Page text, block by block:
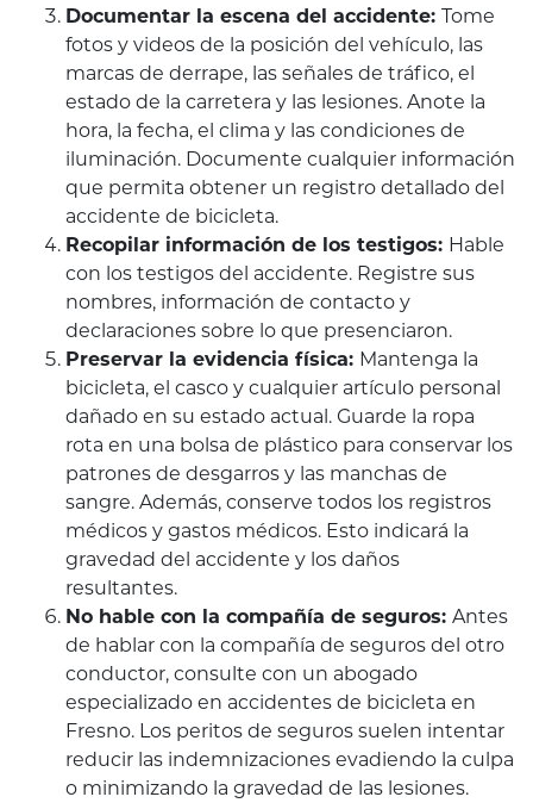
Documentar la escena del accidente: Tome
fotos y videos de la posición del vehículo, las
marcas de derrape, las señales de tráfico, el
estado de la carretera y las lesiones. Anote la
hora, la fecha, el clima y las condiciones de
iluminación. Documente cualquier información
que permita obtener un registro detallado del
accidente de bicicleta.
Recopilar información de los testigos: Hable
con los testigos del accidente. Registre sus
nombres, información de contacto y
declaraciones sobre lo que presenciaron.
Preservar la evidencia física: Mantenga la
bicicleta, el casco y cualquier artículo personal
dañado en su estado actual. Guarde la ropa
rota en una bolsa de plástico para conservar los
patrones de desgarros y las manchas de
sangre. Además, conserve todos los registros
médicos y gastos médicos. Esto indicará la
gravedad del accidente y los daños
resultantes.
No hable con la compañía de seguros: Antes
de hablar con la compañía de seguros del otro
conductor, consulte con un abogado
especializado en accidentes de bicicleta en
Fresno. Los peritos de seguros suelen intentar
reducir las indemnizaciones evadiendo la culpa
o minimizando la gravedad de las lesiones.